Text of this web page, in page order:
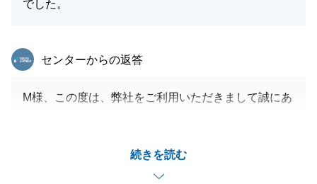
でした。
続きを読む
東急リバブル
センターからの返答
M様、この度は、弊社をご利用いただきまして誠にあ
M様には、契約から決済まで何事も早急にご対応いた